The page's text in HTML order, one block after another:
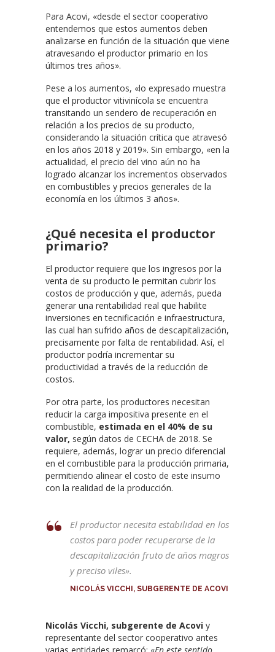
Para Acovi, «desde el sector cooperativo
entendemos que estos aumentos deben
analizarse en función de la situación que viene
atravesando el productor primario en los
últimos tres años».
Pese a los aumentos, «lo expresado muestra
que el productor vitivinícola se encuentra
transitando un sendero de recuperación en
relación a los precios de su producto,
considerando la situación crítica que atravesó
en los años 2018 y 2019». Sin embargo, «en la
actualidad, el precio del vino aún no ha
logrado alcanzar los incrementos observados
en combustibles y precios generales de la
economía en los últimos 3 años».
¿Qué necesita el productor
primario?
El productor requiere que los ingresos por la
venta de su producto le permitan cubrir los
costos de producción y que, además, pueda
generar una rentabilidad real que habilite
inversiones en tecnificación e infraestructura,
las cual han sufrido años de descapitalización,
precisamente por falta de rentabilidad. Así, el
productor podría incrementar su
productividad a través de la reducción de
costos.
Por otra parte, los productores necesitan
reducir la carga impositiva presente en el
combustible, estimada en el 40% de su
valor, según datos de CECHA de 2018. Se
requiere, además, lograr un precio diferencial
en el combustible para la producción primaria,
permitiendo alinear el costo de este insumo
con la realidad de la producción.
El productor necesita estabilidad en los
costos para poder recuperarse de la
descapitalización fruto de años magros
y preciso viles».
NICOLÁS VICCHI, SUBGERENTE DE ACOVI
Nicolás Vicchi, subgerente de Acovi y
representante del sector cooperativo antes